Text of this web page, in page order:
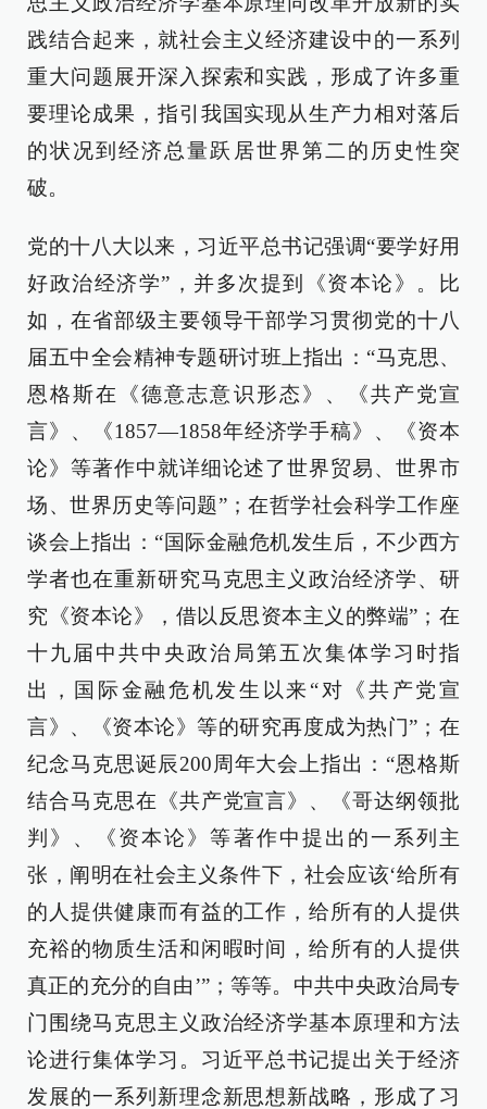
践结合起来，就社会主义经济建设中的一系列
重大问题展开深入探索和实践，形成了许多重
要理论成果，指引我国实现从生产力相对落后
的状况到经济总量跃居世界第二的历史性突
破。
党的十八大以来，习近平总书记强调“要学好用
好政治经济学”，并多次提到《资本论》。比
如，在省部级主要领导干部学习贯彻党的十八
届五中全会精神专题研讨班上指出：“马克思、
恩格斯在《德意志意识形态》、《共产党宣
言》、《1857—1858年经济学手稿》、《资本
论》等著作中就详细论述了世界贸易、世界市
场、世界历史等问题”；在哲学社会科学工作座
谈会上指出：“国际金融危机发生后，不少西方
学者也在重新研究马克思主义政治经济学、研
究《资本论》，借以反思资本主义的弊端”；在
十九届中共中央政治局第五次集体学习时指
出，国际金融危机发生以来“对《共产党宣
言》、《资本论》等的研究再度成为热门”；在
纪念马克思诞辰200周年大会上指出：“恩格斯
结合马克思在《共产党宣言》、《哥达纲领批
判》、《资本论》等著作中提出的一系列主
张，阐明在社会主义条件下，社会应该‘给所有
的人提供健康而有益的工作，给所有的人提供
充裕的物质生活和闲暇时间，给所有的人提供
真正的充分的自由’”；等等。中共中央政治局专
门围绕马克思主义政治经济学基本原理和方法
论进行集体学习。习近平总书记提出关于经济
发展的一系列新理念新思想新战略，形成了习